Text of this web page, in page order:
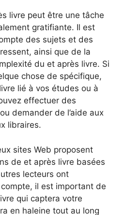
livre peut être une tâche
gratifiante. Il est
des sujets et des
ainsi que de la
du et après livre. Si
chose de spécifique,
lié à vos études ou à
effectuer des
demander de l’aide aux
libraires.
sites Web proposent
de et après livre basées
lecteurs ont
il est important de
qui captera votre
en haleine tout au long